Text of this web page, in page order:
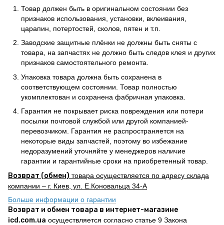
Товар должен быть в оригинальном состоянии без
признаков использования, установки, вклеивания,
царапин, потертостей, сколов, пятен и т.п.
Заводские защитные плёнки не должны быть сняты с
товара, на запчастях не должно быть следов клея и других
признаков самостоятельного ремонта.
Упаковка товара должна быть сохранена в
соответствующем состоянии. Товар полностью
укомплектован и сохранена фабричная упаковка.
Гарантия не покрывает риска повреждения или потери
посылки почтовой службой или другой компанией-
перевозчиком. Гарантия не распространяется на
некоторые виды запчастей, поэтому во избежание
недоразумений уточняйте у менеджеров наличие
гарантии и гарантийные сроки на приобретенный товар.
Возврат (обмен) товара осуществляется по адресу склада
компании – г. Киев, ул. Е.Коновальца 34-А
Больше информации о гарантии
Возврат и обмен товара в интернет-магазине
icd.com.ua осуществляется согласно статье 9 Закона